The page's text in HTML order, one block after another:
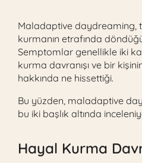
Maladaptive daydreaming,
kurmanın etrafında
Semptomlar genellikle iki
kurma davranışı ve bir
hakkında ne hissettiği.
Bu yüzden, maladaptive
bu iki başlık altında
Hayal Kurma